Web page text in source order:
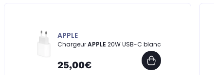
APPLE
ChargeurAPPLE 20W USB-C blanc
25,00€